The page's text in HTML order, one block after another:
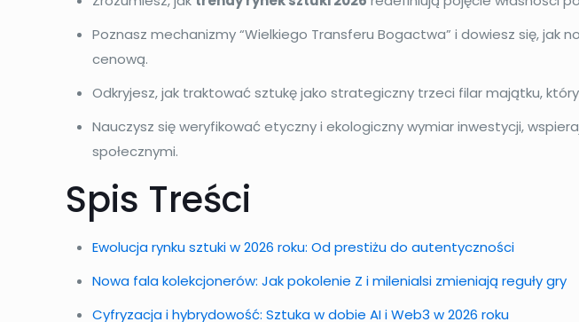
Poznasz mechanizmy “Wielkiego Transferu Bogactwa” i dowiesz się,
cenową.
Odkryjesz, jak traktować sztukę jako strategiczny trzeci filar majątku,
Nauczysz się weryfikować etyczny i ekologiczny wymiar inwestycji,
społecznymi.
Spis Treści
Ewolucja rynku sztuki w 2026 roku: Od prestiżu do autentyczności
Nowa fala kolekcjonerów: Jak pokolenie Z i milenialsi zmieniają reguły gry
Cyfryzacja i hybrydowość: Sztuka w dobie AI i Web3 w 2026 roku